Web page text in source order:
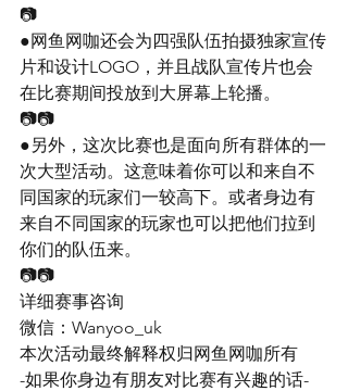
📷
●网鱼网咖还会为四强队伍拍摄独家宣传
片和设计LOGO，并且战队宣传片也会
在比赛期间投放到大屏幕上轮播。
📷📷
●另外，这次比赛也是面向所有群体的一
次大型活动。这意味着你可以和来自不
同国家的玩家们一较高下。或者身边有
来自不同国家的玩家也可以把他们拉到
你们的队伍来。
📷📷
详细赛事咨询
微信：Wanyoo_uk
本次活动最终解释权归网鱼网咖所有
-如果你身边有朋友对比赛有兴趣的话-